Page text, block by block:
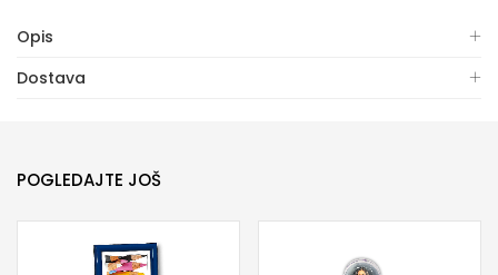
Opis
Dostava
POGLEDAJTE JOŠ